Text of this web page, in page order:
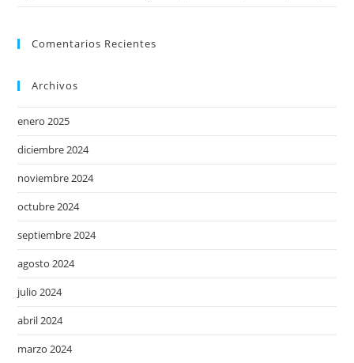
Comentarios Recientes
Archivos
enero 2025
diciembre 2024
noviembre 2024
octubre 2024
septiembre 2024
agosto 2024
julio 2024
abril 2024
marzo 2024